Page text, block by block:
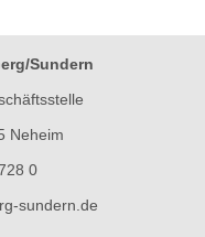
Sundern
Neheim
0
sundern.de